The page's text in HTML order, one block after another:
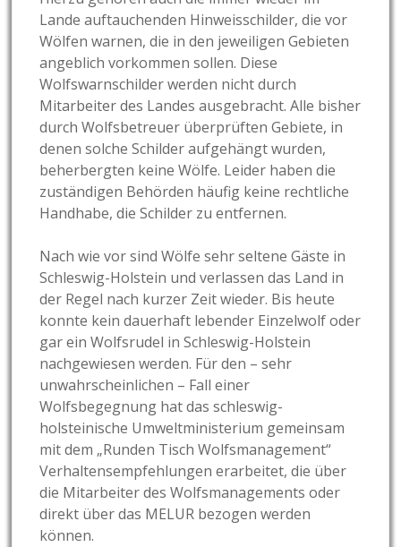
Lande auftauchenden Hinweisschilder, die vor
Wölfen warnen, die in den jeweiligen Gebieten
angeblich vorkommen sollen. Diese
Wolfswarnschilder werden nicht durch
Mitarbeiter des Landes ausgebracht. Alle bisher
durch Wolfsbetreuer überprüften Gebiete, in
denen solche Schilder aufgehängt wurden,
beherbergten keine Wölfe. Leider haben die
zuständigen Behörden häufig keine rechtliche
Handhabe, die Schilder zu entfernen.
Nach wie vor sind Wölfe sehr seltene Gäste in
Schleswig-Holstein und verlassen das Land in
der Regel nach kurzer Zeit wieder. Bis heute
konnte kein dauerhaft lebender Einzelwolf oder
gar ein Wolfsrudel in Schleswig-Holstein
nachgewiesen werden. Für den – sehr
unwahrscheinlichen – Fall einer
Wolfsbegegnung hat das schleswig-
holsteinische Umweltministerium gemeinsam
mit dem „Runden Tisch Wolfsmanagement“
Verhaltensempfehlungen erarbeitet, die über
die Mitarbeiter des Wolfsmanagements oder
direkt über das MELUR bezogen werden
können.